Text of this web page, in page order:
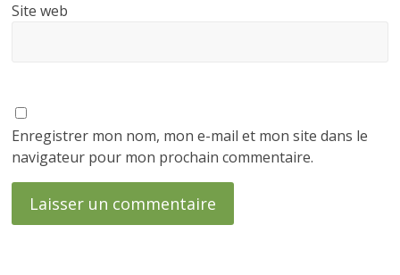
Site web
Enregistrer mon nom, mon e-mail et mon site dans le
navigateur pour mon prochain commentaire.